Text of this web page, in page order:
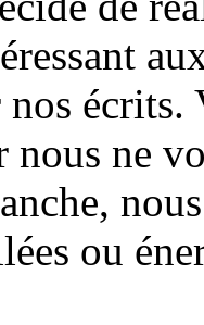
écrits.
nous ne
ou